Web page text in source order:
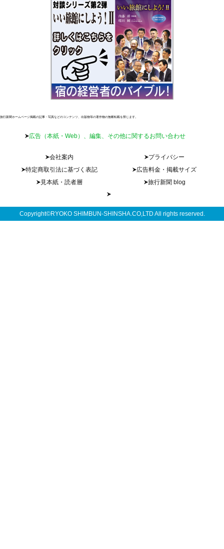
旅行新聞ホームページ掲載の記事・写真などのコンテンツ、出版物等の著作物の無断転載を禁じます。
広告（本紙・Web）、編集、その他に関するお問い合わせ
会社案内
プライバシー
特定商取引法に基づく表記
広告料金・掲載サイズ
見本紙・読者層
旅行新聞 blog
Copyright©RYOKO SHIMBUN-SHINSHA.CO,LTD All rights reserved.